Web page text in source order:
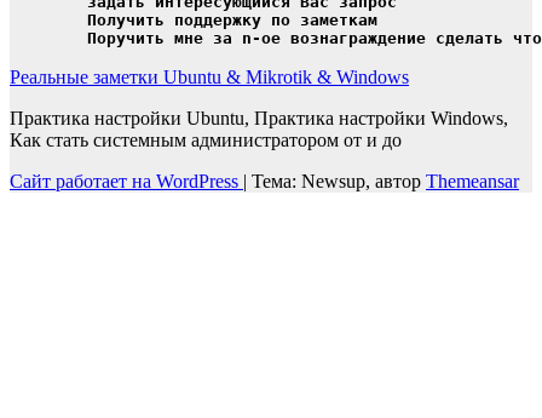
Поручить мне за n-ое вознаграждение сделать
Реальные заметки Ubuntu & Mikrotik & Windows
Практика настройки Ubuntu, Практика настройки Windows,
Как стать системным администратором от и до
Сайт работает на WordPress | Тема: Newsup, автор Themeansar